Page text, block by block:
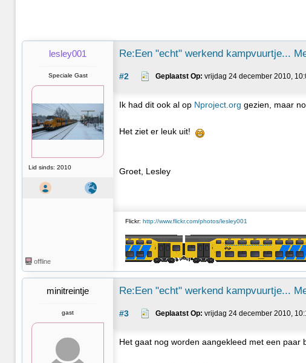
lesley001
Speciale Gast
Lid sinds: 2010
offline
Re:Een "echt" werkend kampvuurtje...
#2 Geplaatst Op: vrijdag 24 december 2010,
Ik had dit ook al op Nproject.org gezien, maar
Het ziet er leuk uit!
Groet, Lesley
Flickr: http://www.flickr.com/photos/lesley001
minitreintje
gast
Re:Een "echt" werkend kampvuurtje...
#3 Geplaatst Op: vrijdag 24 december 2010,
Het gaat nog worden aangekleed met een